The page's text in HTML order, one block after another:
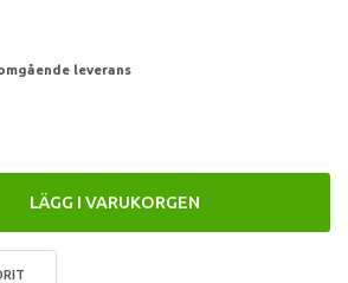
leverans
LÄGG I VARUKORGEN